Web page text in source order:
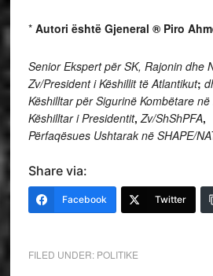
* Autori është Gjeneral ® Piro
Senior Ekspert për SK, Rajonin dhe
Zv/President i Këshillit të Atlantikut;
Këshilltar për Sigurinë Kombëtare në
Këshilltar i Presidentit, Zv/ShShPFA,
Përfaqësues Ushtarak në SHAPE/
Share via:
Facebook Twitter
FILED UNDER: POLITIKE